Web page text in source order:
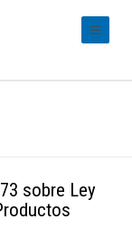
sobre Ley